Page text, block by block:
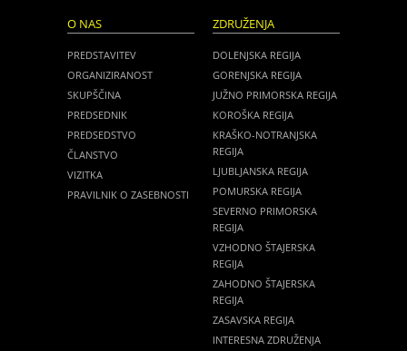
O NAS
PREDSTAVITEV
ORGANIZIRANOST
SKUPŠČINA
PREDSEDNIK
PREDSEDSTVO
ČLANSTVO
VIZITKA
PRAVILNIK O ZASEBNOSTI
ZDRUŽENJA
DOLENJSKA REGIJA
GORENJSKA REGIJA
JUŽNO PRIMORSKA REGIJA
KOROŠKA REGIJA
KRAŠKO-NOTRANJSKA
REGIJA
LJUBLJANSKA REGIJA
POMURSKA REGIJA
SEVERNO PRIMORSKA
REGIJA
VZHODNO ŠTAJERSKA
REGIJA
ZAHODNO ŠTAJERSKA
REGIJA
ZASAVSKA REGIJA
INTERESNA ZDRUŽENJA